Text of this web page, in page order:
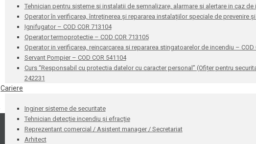
Tehnician pentru sisteme si instalatii de semnalizare, alarmare si alertare in caz de
Operator în verificarea, întreţinerea şi repararea instalaţiilor speciale de prevenire
Ignifugator – COD COR 713104
Operator termoprotectie – COD COR 713105
Operator in verificarea, reincarcarea si repararea stingatoarelor de incendiu – COD
Servant Pompier – COD COR 541104
Curs “Responsabil cu protectia datelor cu caracter personal” (Ofițer pentru
242231
Cariere
Inginer sisteme de securitate
Tehnician detecție incendiu și efracție
Reprezentant comercial / Asistent manager / Secretariat
Arhitect